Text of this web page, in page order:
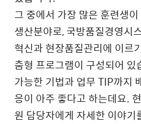
그 중에서 가장 많은 훈련생
생산분야로, 국방품질경영시
혁신과 현장품질관리에 이르
춤형 프로그램이 구성되어
가능한 기법과 업무 TIP까지
응이 아주 좋다고 하는데요.
원 담당자에게 자세한 이야기